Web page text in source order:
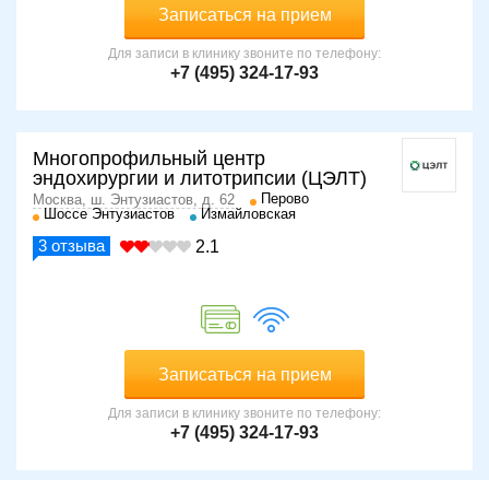
Записаться на прием
Для записи в клинику звоните по телефону:
+7 (495) 324-17-93
Многопрофильный центр
эндохирургии и литотрипсии (ЦЭЛТ)
Москва, ш. Энтузиастов, д. 62
Перово
Шоссе Энтузиастов
Измайловская
3 отзыва 2.1
Записаться на прием
Для записи в клинику звоните по телефону:
+7 (495) 324-17-93